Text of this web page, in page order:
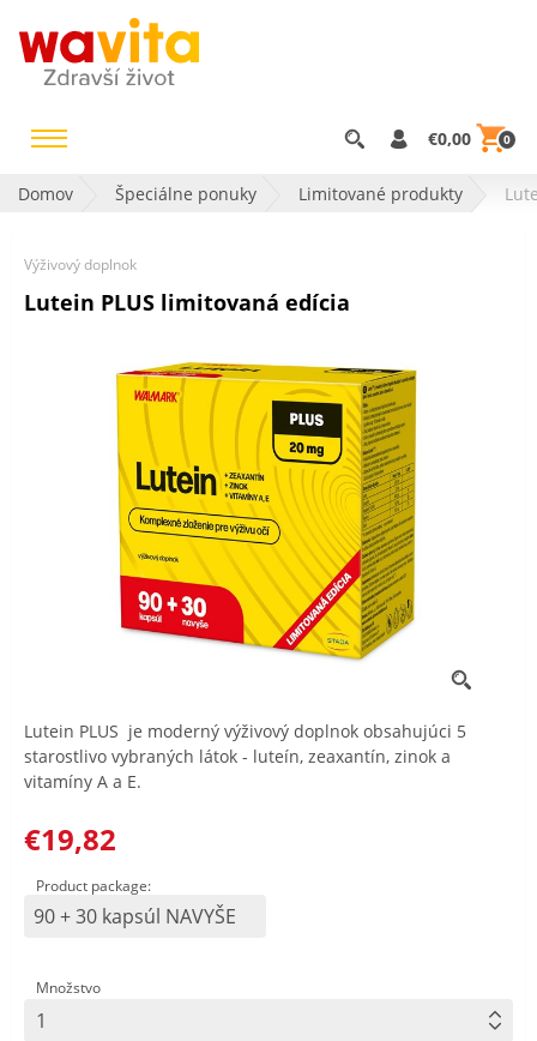
€0,00 0
Domov Špeciálne ponuky Limitované produkty
Výživový doplnok
Lutein PLUS limitovaná edícia
Lutein PLUS je moderný výživový doplnok obsahujúci 5
starostlivo vybraných látok - luteín, zeaxantín, zinok a
vitamíny A a E.
€19,82
Product package:
90 + 30 kapsúl NAVYŠE
Množstvo